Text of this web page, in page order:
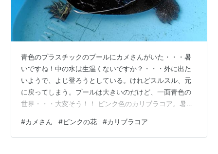
青色のプラスチックのプールにカメさんがいた・・・暑
いですね！中の水は生温くないですか？・・・外に出た
いようで、よじ登ろうとしている。けれどスルスル、元
に戻ってしまう。プールは大きいのだけど、一面青色の
世界・・・大変そう！！ ピンク色のカリブラコア。暑い
#カメさん #ピンクの花 #カリブラコア